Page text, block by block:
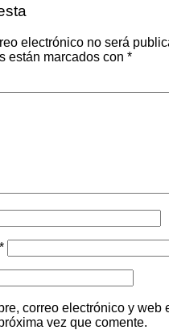
electrónico no será
están marcados con *
*
correo electrónico y web
vez que comente.